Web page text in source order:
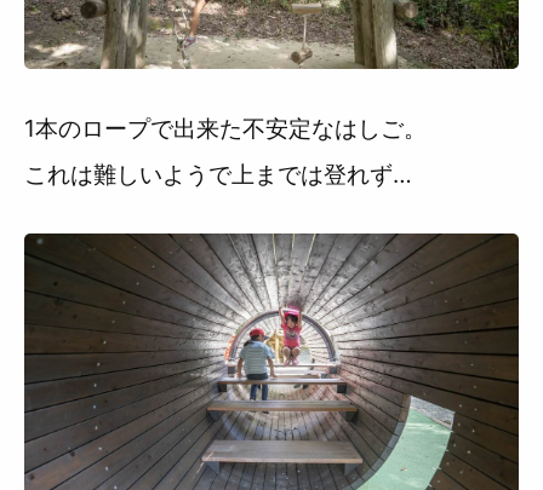
1本のロープで出来た不安定なはしご。
これは難しいようで上までは登れず…